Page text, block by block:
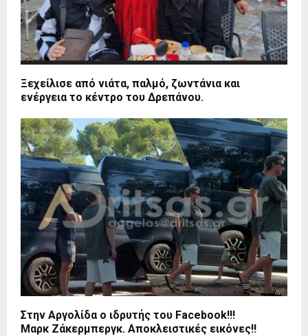
Ξεχείλισε από νιάτα, παλμό, ζωντάνια και
ενέργεια το κέντρο του Δρεπάνου.
Στην Αργολίδα ο ιδρυτής του Facebook!!!
Μαρκ Ζάκερμπεργκ. Αποκλειστικές εικόνες!!